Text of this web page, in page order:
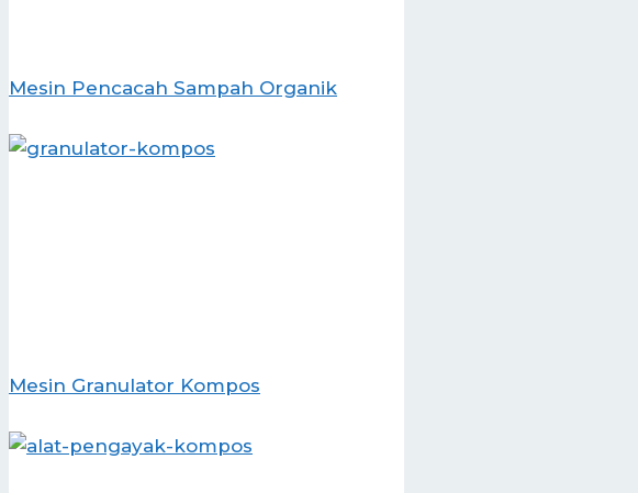
Mesin Pencacah Sampah Organik
Mesin Granulator Kompos